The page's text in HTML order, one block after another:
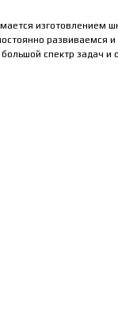
изготовлением
развиваемся и
спектр задач и